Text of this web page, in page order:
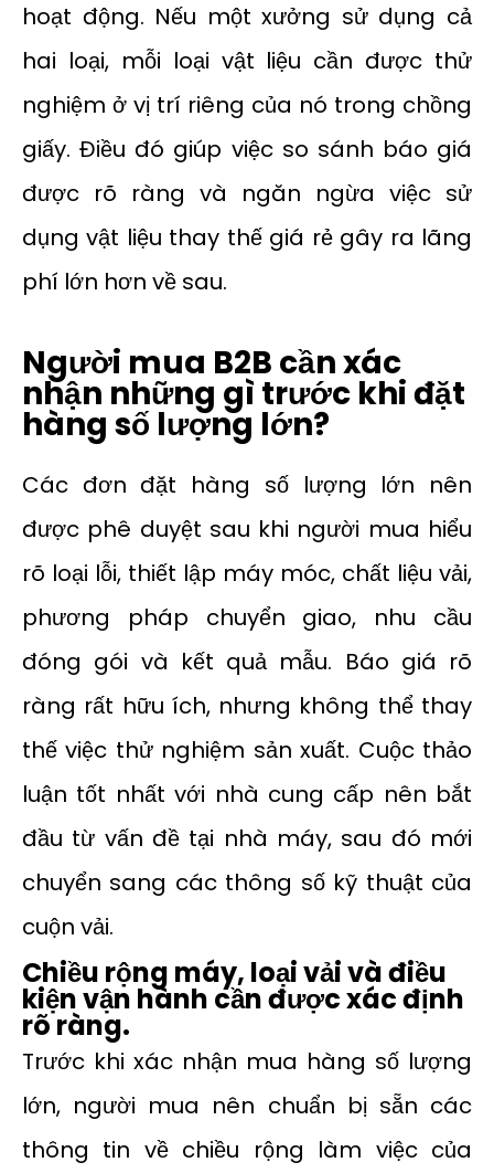
hoạt động. Nếu một xưởng sử dụng cả
hai loại, mỗi loại vật liệu cần được thử
nghiệm ở vị trí riêng của nó trong chồng
giấy. Điều đó giúp việc so sánh báo giá
được rõ ràng và ngăn ngừa việc sử
dụng vật liệu thay thế giá rẻ gây ra lãng
phí lớn hơn về sau.
Người mua B2B cần xác
nhận những gì trước khi đặt
hàng số lượng lớn?
Các đơn đặt hàng số lượng lớn nên
được phê duyệt sau khi người mua hiểu
rõ loại lỗi, thiết lập máy móc, chất liệu vải,
phương pháp chuyển giao, nhu cầu
đóng gói và kết quả mẫu. Báo giá rõ
ràng rất hữu ích, nhưng không thể thay
thế việc thử nghiệm sản xuất. Cuộc thảo
luận tốt nhất với nhà cung cấp nên bắt
đầu từ vấn đề tại nhà máy, sau đó mới
chuyển sang các thông số kỹ thuật của
cuộn vải.
Chiều rộng máy, loại vải và điều
kiện vận hành cần được xác định
rõ ràng.
Trước khi xác nhận mua hàng số lượng
lớn, người mua nên chuẩn bị sẵn các
thông tin về chiều rộng làm việc của